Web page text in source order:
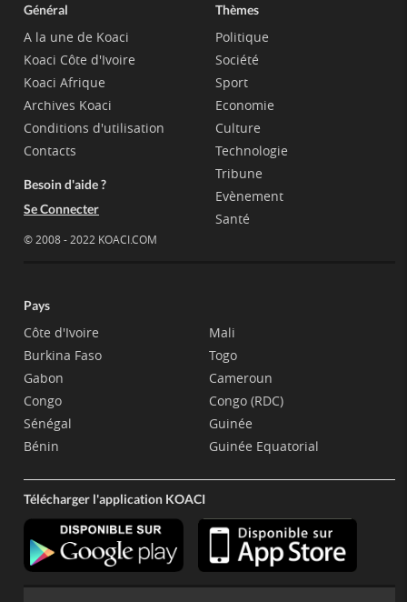
Général
A la une de Koaci
Koaci Côte d'Ivoire
Koaci Afrique
Archives Koaci
Conditions d'utilisation
Contacts
Besoin d'aide ?
Se Connecter
© 2008 - 2022 KOACI.COM
Thèmes
Politique
Société
Sport
Economie
Culture
Technologie
Tribune
Evènement
Santé
Pays
Côte d'Ivoire
Burkina Faso
Gabon
Congo
Sénégal
Bénin
Mali
Togo
Cameroun
Congo (RDC)
Guinée
Guinée Equatorial
Télécharger l'application KOACI